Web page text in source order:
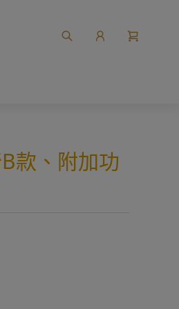
款、附加功